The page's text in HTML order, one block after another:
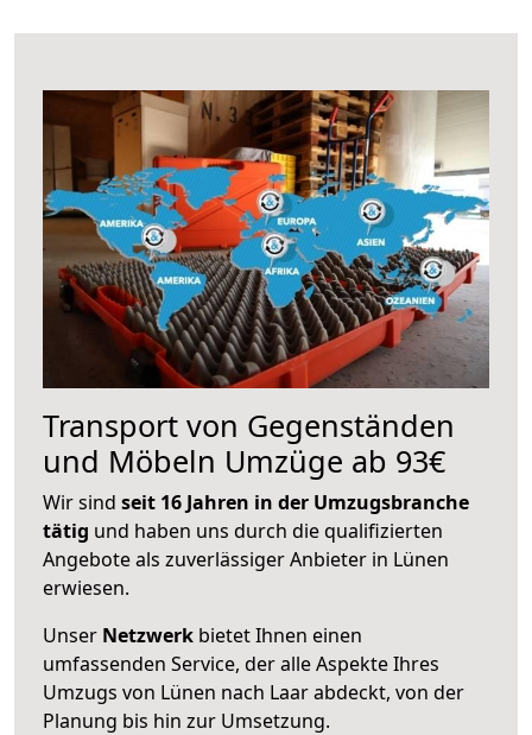
Transport von Gegenständen
und Möbeln Umzüge ab 93€
Wir sind seit 16 Jahren in der Umzugsbranche
tätig und haben uns durch die qualifizierten
Angebote als zuverlässiger Anbieter in Lünen
erwiesen.
Unser Netzwerk bietet Ihnen einen
umfassenden Service, der alle Aspekte Ihres
Umzugs von Lünen nach Laar abdeckt, von der
Planung bis hin zur Umsetzung.